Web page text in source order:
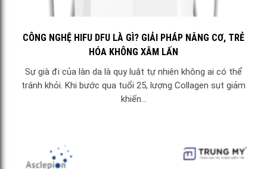
CÔNG NGHỆ HIFU DFU LÀ GÌ? GIẢI PHÁP NÂNG CƠ, TRẺ
HÓA KHÔNG XÂM LẤN
Sự già đi của làn da là quy luật tự nhiên không ai có thể
tránh khỏi. Khi bước qua tuổi 25, lượng Collagen sụt giảm
khiến...